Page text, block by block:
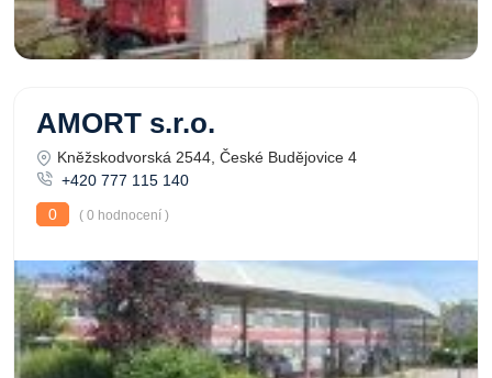
AMORT s.r.o.
Kněžskodvorská 2544, České Budějovice 4
+420 777 115 140
0
( 0 hodnocení )